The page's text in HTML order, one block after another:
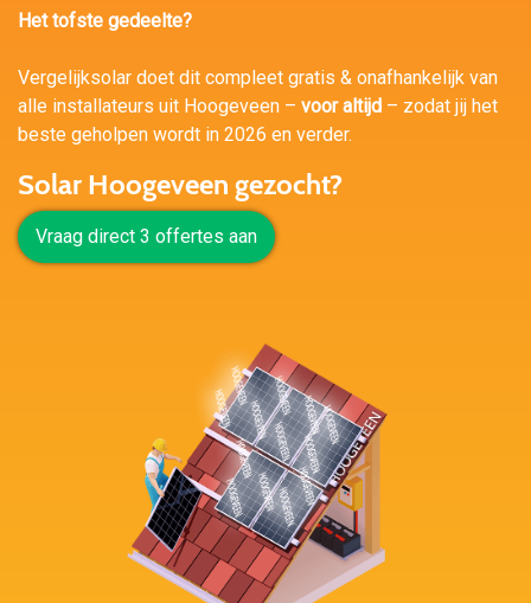
Het tofste gedeelte?
Vergelijksolar doet dit compleet gratis & onafhankelijk van
alle installateurs uit Hoogeveen – voor altijd – zodat jij het
beste geholpen wordt in 2026 en verder.
Solar Hoogeveen gezocht?
Vraag direct 3 offertes aan